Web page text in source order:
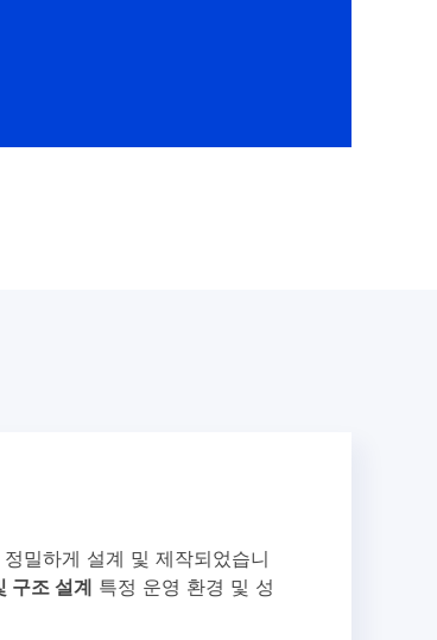
밀하게 설계 및 제작되었습니
구조 설계특정 운영 환경 및 성